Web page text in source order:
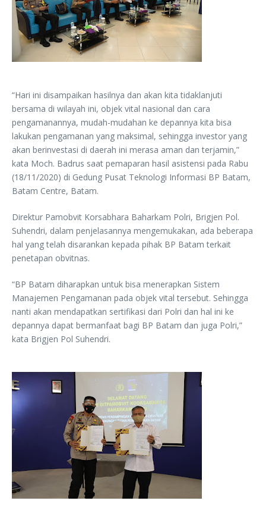
“Hari ini disampaikan hasilnya dan akan kita tidaklanjuti
bersama di wilayah ini, objek vital nasional dan cara
pengamanannya, mudah-mudahan ke depannya kita bisa
lakukan pengamanan yang maksimal, sehingga investor yang
akan berinvestasi di daerah ini merasa aman dan terjamin,”
kata Moch. Badrus saat pemaparan hasil asistensi pada Rabu
(18/11/2020) di Gedung Pusat Teknologi Informasi BP Batam,
Batam Centre, Batam.
Direktur Pamobvit Korsabhara Baharkam Polri, Brigjen Pol.
Suhendri, dalam penjelasannya mengemukakan, ada beberapa
hal yang telah disarankan kepada pihak BP Batam terkait
penetapan obvitnas.
“BP Batam diharapkan untuk bisa menerapkan Sistem
Manajemen Pengamanan pada objek vital tersebut. Sehingga
nanti akan mendapatkan sertifikasi dari Polri dan hal ini ke
depannya dapat bermanfaat bagi BP Batam dan juga Polri,”
kata Brigjen Pol Suhendri.